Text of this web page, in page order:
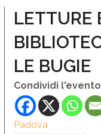
LETTURE
LE BUGIE
Condividi l'evento
Padova